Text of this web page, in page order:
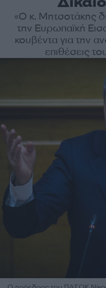
«Ο κ. Μητσοτάκης
την Ευρωπαϊκή
κουβέντα για την
επιθέσεις